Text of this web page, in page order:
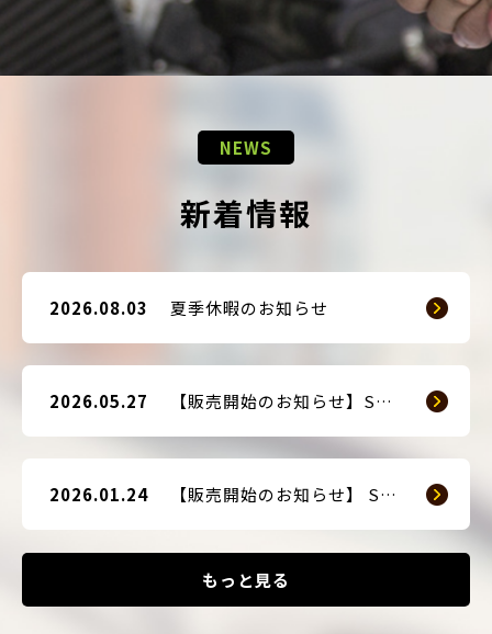
NEWS
新着情報
もっと見る
2026.08.03 夏季休暇のお知らせ
2026.05.27 【販売開始のお知らせ】SMART GUARD 3
2026.01.24 【販売開始のお知らせ】 SMART BLOCKER 2nd-Edition Plus